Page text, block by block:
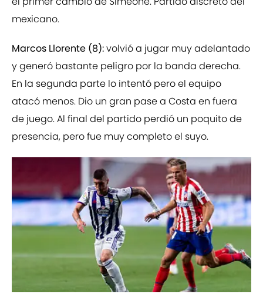
mexicano.
Marcos Llorente (8):volvió a jugar muy adelantado
y generó bastante peligro por la banda derecha.
En la segunda parte lo intentó pero el equipo
atacó menos. Dio un gran pase a Costa en fuera
de juego. Al final del partido perdió un poquito de
presencia, pero fue muy completo el suyo.